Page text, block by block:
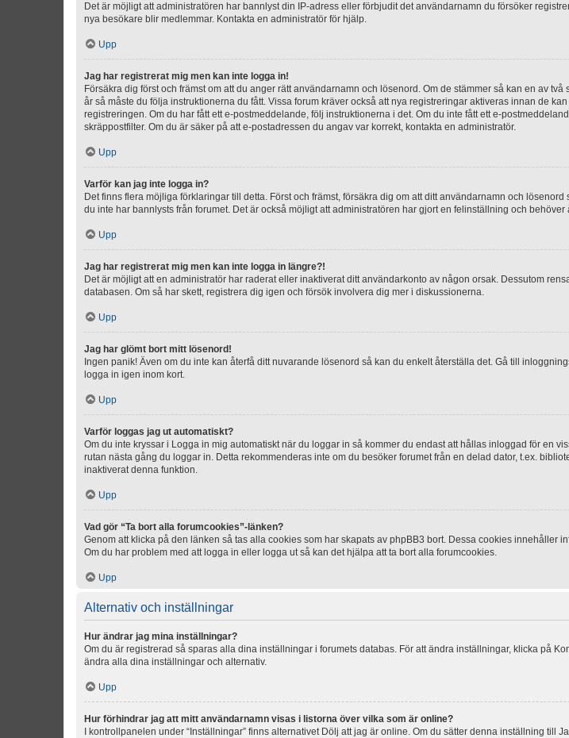
Det är möjligt att administratören har bannlyst din IP-adress eller förbjudit det användarnamn du försöker
nya besökare blir medlemmar. Kontakta en administratör för hjälp.
Upp
Jag har registrerat mig men kan inte logga in!
Försäkra dig först och främst om att du anger rätt användarnamn och lösenord. Om de stämmer så kan en av
år så måste du följa instruktionerna du fått. Vissa forum kräver också att nya registreringar aktiveras innan de
registreringen. Om du har fått ett e-postmeddelande, följ instruktionerna i det. Om du inte fått ett e-
skräppostfilter. Om du är säker på att e-postadressen du angav var korrekt, kontakta en administratör.
Upp
Varför kan jag inte logga in?
Det finns flera möjliga förklaringar till detta. Först och främst, försäkra dig om att ditt användarnamn och
du inte har bannlysts från forumet. Det är också möjligt att administratören har gjort en felinställning och behöver
Upp
Jag har registrerat mig men kan inte logga in längre?!
Det är möjligt att en administratör har raderat eller inaktiverat ditt användarkonto av någon orsak. Dessutom
databasen. Om så har skett, registrera dig igen och försök involvera dig mer i diskussionerna.
Upp
Jag har glömt bort mitt lösenord!
Ingen panik! Även om du inte kan återfå ditt nuvarande lösenord så kan du enkelt återställa det. Gå till
logga in igen inom kort.
Upp
Varför loggas jag ut automatiskt?
Om du inte kryssar i Logga in mig automatiskt när du loggar in så kommer du endast att hållas inloggad för en
rutan nästa gång du loggar in. Detta rekommenderas inte om du besöker forumet från en delad dator, t.ex.
inaktiverat denna funktion.
Upp
Vad gör “Ta bort alla forumcookies”-länken?
Genom att klicka på den länken så tas alla cookies som har skapats av phpBB3 bort. Dessa cookies
Om du har problem med att logga in eller logga ut så kan det hjälpa att ta bort alla forumcookies.
Upp
Alternativ och inställningar
Hur ändrar jag mina inställningar?
Om du är registrerad så sparas alla dina inställningar i forumets databas. För att ändra inställningar, klicka på
ändra alla dina inställningar och alternativ.
Upp
Hur förhindrar jag att mitt användarnamn visas i listorna över vilka som är online?
I kontrollpanelen under “Inställningar” finns alternativet Dölj att jag är online. Om du sätter denna inställning till